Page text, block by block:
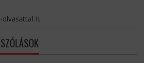
olvasattal II.